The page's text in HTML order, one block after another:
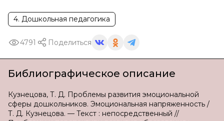
4. Дошкольная педагогика
4791 Поделиться
Библиографическое описание
Кузнецова, Т. Д. Проблемы развития эмоциональной
сферы дошкольников. Эмоциональная напряженность /
Т. Д. Кузнецова. — Текст : непосредственный //